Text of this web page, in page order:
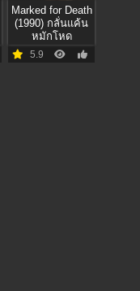
Marked for Death
(1990) กลั่นแค้น
หมักโหด
5.9